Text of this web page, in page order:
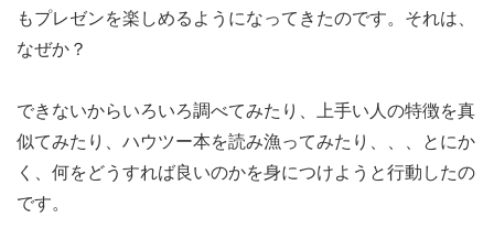
もプレゼンを楽しめるようになってきたのです。それは、
なぜか？
できないからいろいろ調べてみたり、上手い人の特徴を真
似てみたり、ハウツー本を読み漁ってみたり、、、とにか
く、何をどうすれば良いのかを身につけようと行動したの
です。